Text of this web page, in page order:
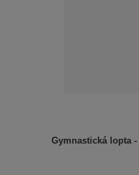
Gymnastická lopta